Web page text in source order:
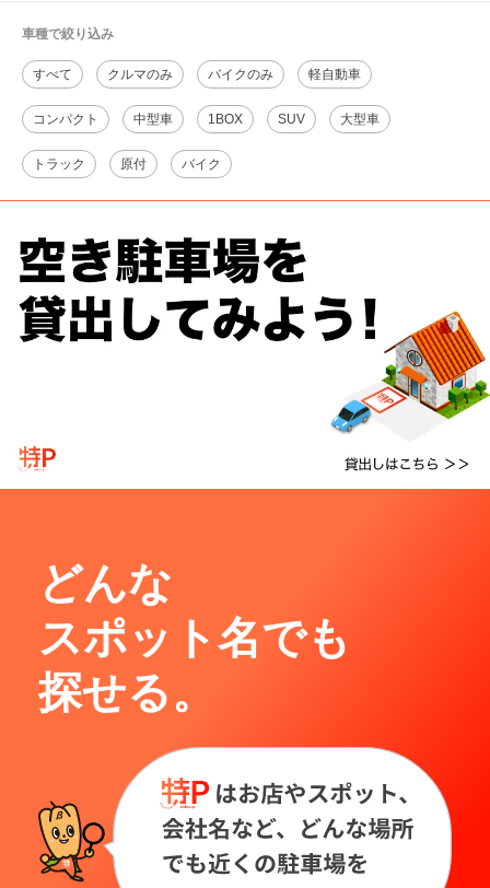
車種で絞り込み
すべて クルマのみ バイクのみ 軽自動車
コンパクト 中型車 1BOX SUV 大型車
トラック 原付 バイク
どんな
スポット名でも
探せる。